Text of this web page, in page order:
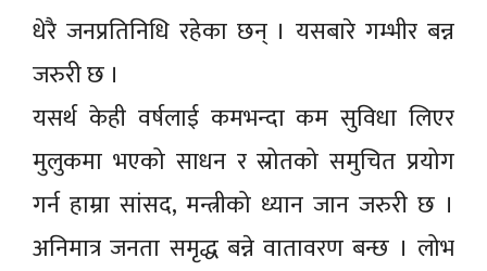
धेरै जनप्रतिनिधि रहेका छन् । यसबारे गम्भीर बन्न
जरुरी छ ।
यसर्थ केही वर्षलाई कमभन्दा कम सुविधा लिएर
मुलुकमा भएको साधन र स्रोतको समुचित प्रयोग
गर्न हाम्रा सांसद, मन्त्रीको ध्यान जान जरुरी छ ।
अनिमात्र जनता समृद्ध बन्ने वातावरण बन्छ । लोभ